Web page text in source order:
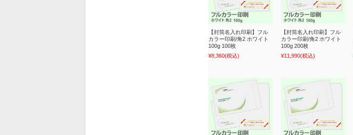
【封筒名入れ印刷】フル
カラー印刷/角2 ホワイト
100g 100枚
¥8,360(税込)
【封筒名入れ印刷】フル
カラー印刷/角2 ホワイト
100g 200枚
¥11,990(税込)